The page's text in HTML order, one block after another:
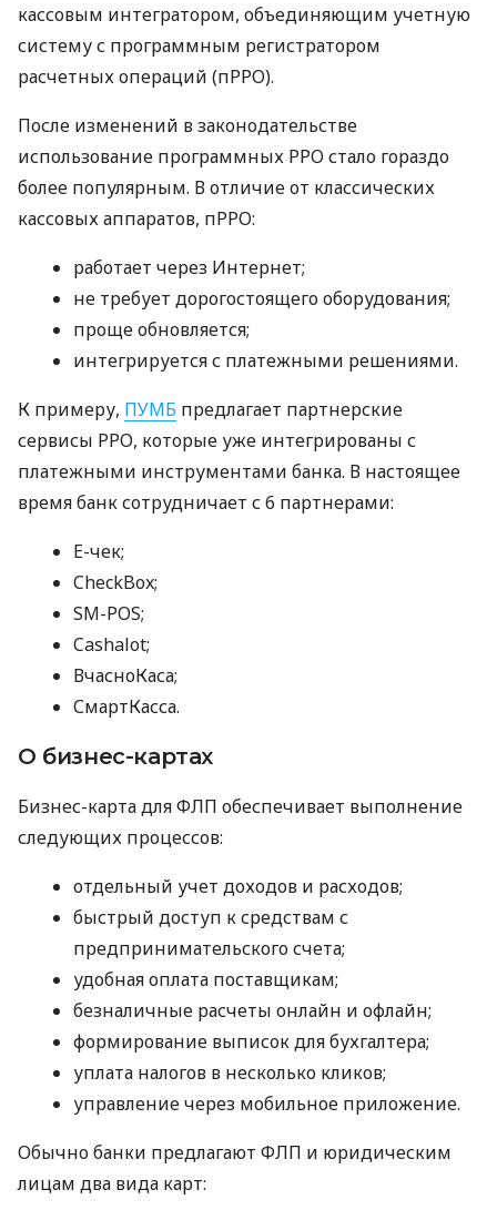
кассовым интегратором, объединяющим учетную
систему с программным регистратором
расчетных операций (пРРО).
После изменений в законодательстве
использование программных РРО стало гораздо
более популярным. В отличие от классических
кассовых аппаратов, пРРО:
работает через Интернет;
не требует дорогостоящего оборудования;
проще обновляется;
интегрируется с платежными решениями.
К примеру, ПУМБ предлагает партнерские
сервисы РРО, которые уже интегрированы с
платежными инструментами банка. В настоящее
время банк сотрудничает с 6 партнерами:
E-чек;
CheckBox;
SM-POS;
Cashalot;
ВчасноКаса;
СмартКасса.
О бизнес-картах
Бизнес-карта для ФЛП обеспечивает выполнение
следующих процессов:
отдельный учет доходов и расходов;
быстрый доступ к средствам с
предпринимательского счета;
удобная оплата поставщикам;
безналичные расчеты онлайн и офлайн;
формирование выписок для бухгалтера;
уплата налогов в несколько кликов;
управление через мобильное приложение.
Обычно банки предлагают ФЛП и юридическим
лицам два вида карт: